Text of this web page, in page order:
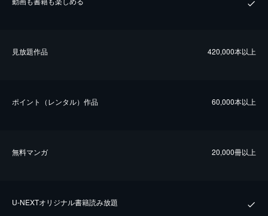
⾒放題作品 420,000本以上
ポイント（レンタル）作品 60,000本以上
無料マンガ 20,000冊以上
U-NEXTオリジナル書籍読み放題